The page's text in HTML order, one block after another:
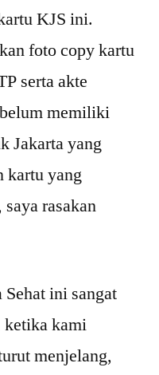
KJS ini.
foto copy kartu
serta akte
memiliki
Jakarta yang
kartu yang
rasakan
ini sangat
ketika kami
menjelang,